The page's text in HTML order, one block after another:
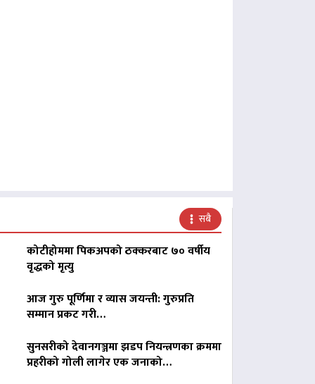
सबै
कोटीहोममा पिकअपको ठक्करबाट ७० वर्षीय
वृद्धको मृत्यु
आज गुरु पूर्णिमा र व्यास जयन्ती: गुरुप्रति
सम्मान प्रकट गरी…
सुनसरीको देवानगञ्जमा झडप नियन्त्रणका क्रममा
प्रहरीको गोली लागेर एक जनाको…